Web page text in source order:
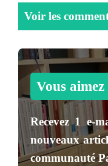
Voir les
Vous
Recevez1 e-
nouveaux
communauté